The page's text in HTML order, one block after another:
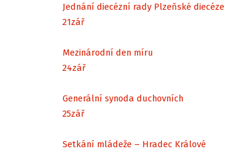
Jednání diecézní rady Plzeňské diecéze
21zář
Mezinárodní den míru
24zář
Generální synoda duchovních
25zář
Setkání mládeže – Hradec Králové